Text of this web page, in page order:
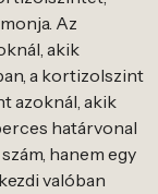
Az
akik
a kortizolszint
azoknál, akik
határvonal
hanem egy
valóban